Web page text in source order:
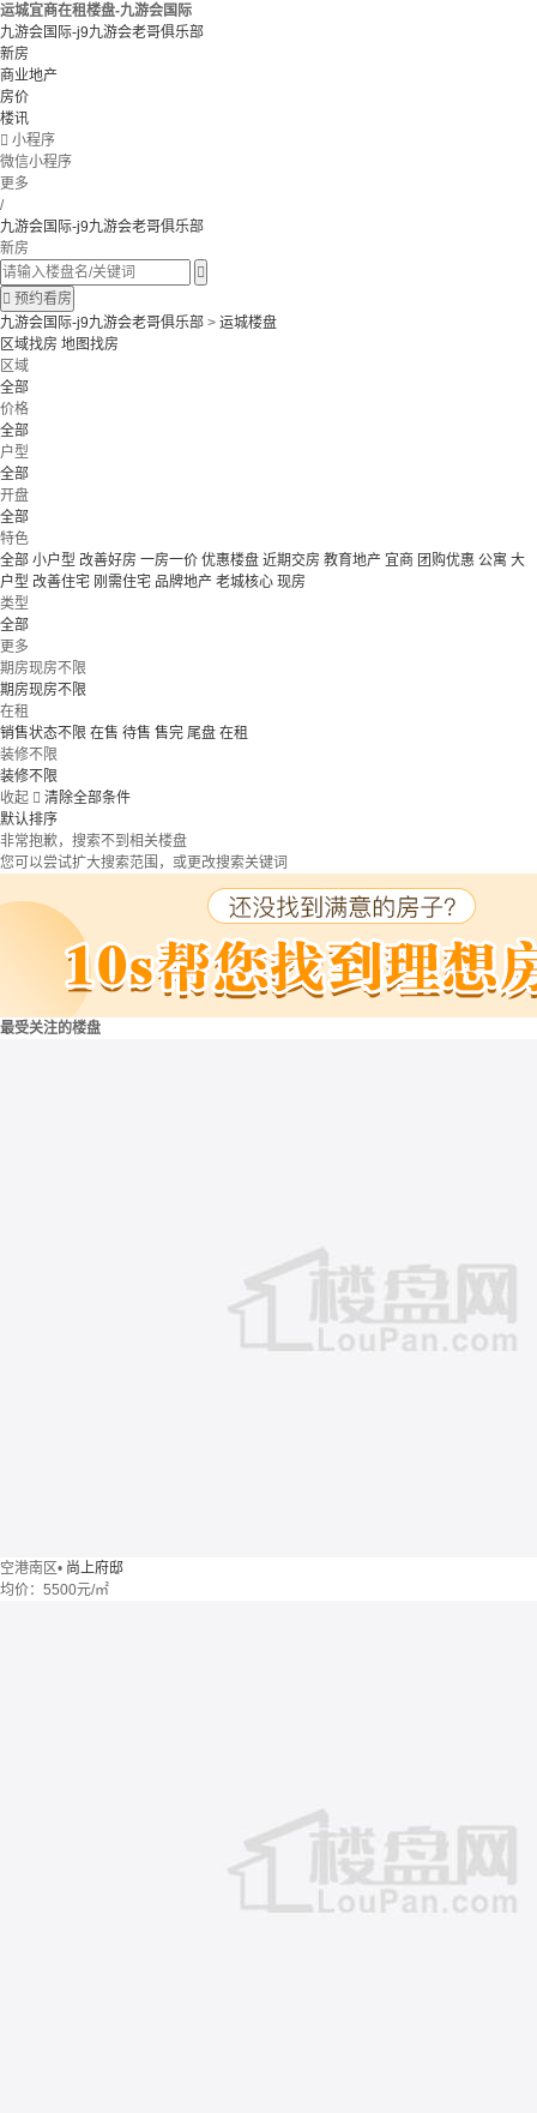
运城宜商在租楼盘-九游会国际
九游会国际-j9九游会老哥俱乐部
新房
商业地产
房价
楼讯
 小程序
微信小程序
更多
/
九游会国际-j9九游会老哥俱乐部
新房

 预约看房
九游会国际-j9九游会老哥俱乐部 > 运城楼盘
区域找房 地图找房
区域
全部
价格
全部
户型
全部
开盘
全部
特色
全部 小户型 改善好房 一房一价 优惠楼盘 近期交房 教育地产 宜商 团购优惠 公寓 大
户型 改善住宅 刚需住宅 品牌地产 老城核心 现房
类型
全部
更多
期房现房不限
期房现房不限
在租
销售状态不限 在售 待售 售完 尾盘 在租
装修不限
装修不限
收起  清除全部条件
默认排序
非常抱歉，搜索不到相关楼盘
您可以尝试扩大搜索范围，或更改搜索关键词
最受关注的楼盘
空港南区• 尚上府邸
均价： 5500元/㎡